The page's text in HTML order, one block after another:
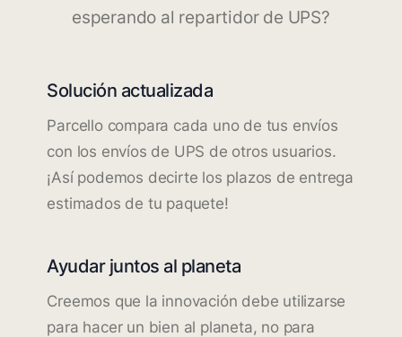
esperando al repartidor de UPS?
Solución actualizada
Parcello compara cada uno de tus envíos
con los envíos de UPS de otros usuarios.
¡Así podemos decirte los plazos de entrega
estimados de tu paquete!
Ayudar juntos al planeta
Creemos que la innovación debe utilizarse
para hacer un bien al planeta, no para